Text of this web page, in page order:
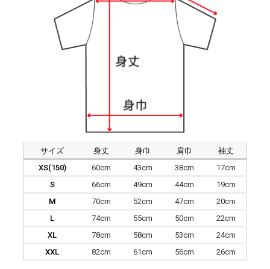
サイズ 身丈 身巾 肩巾
袖丈
XS(150)
60cm 43cm 38cm
17cm
S
66cm 49cm 44cm
19cm
M
70cm 52cm 47cm
20cm
L
74cm 55cm 50cm
22cm
XL
78cm 58cm 53cm
24cm
XXL
82cm 61cm 56cm 26cm